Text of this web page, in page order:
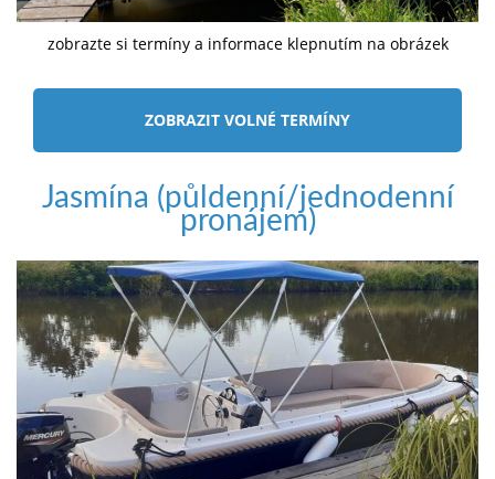
zobrazte si termíny a informace klepnutím na obrázek
ZOBRAZIT VOLNÉ TERMÍNY
Jasmína (půldenní/jednodenní
pronájem)